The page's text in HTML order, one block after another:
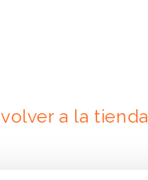
volver a la tienda